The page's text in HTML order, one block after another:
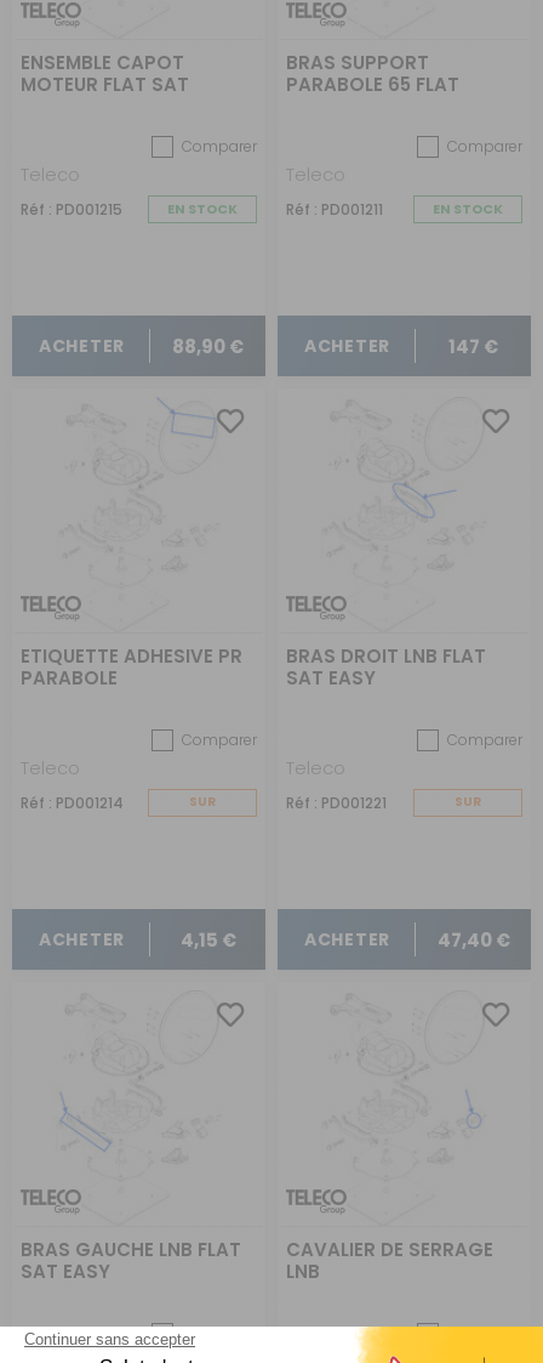
ENSEMBLE CAPOT
MOTEUR FLAT SAT
Comparer
Teleco
Réf : PD001215 EN STOCK
ACHETER 88,90 €
BRAS SUPPORT
PARABOLE 65 FLAT
Comparer
Teleco
Réf : PD001211 EN STOCK
ACHETER 147 €
ETIQUETTE ADHESIVE PR
PARABOLE
Comparer
Teleco
Réf : PD001214
SUR
ACHETER 4,15 €
BRAS DROIT LNB FLAT
SAT EASY
Comparer
Teleco
Réf : PD001221
SUR
ACHETER 47,40 €
BRAS GAUCHE LNB FLAT
SAT EASY
Comparer
CAVALIER DE SERRAGE
LNB
Comparer